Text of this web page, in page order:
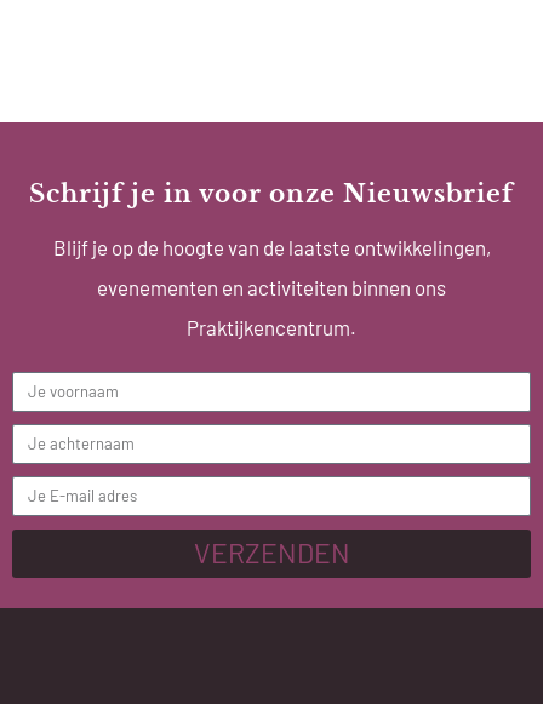
Schrijf je in voor onze Nieuwsbrief
Blijf je op de hoogte van de laatste ontwikkelingen,
evenementen en activiteiten binnen ons
Praktijkencentrum.
VERZENDEN